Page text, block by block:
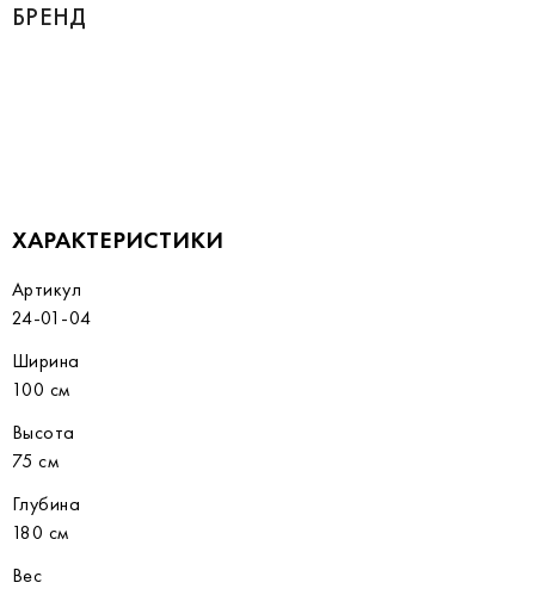
БРЕНД
ХАРАКТЕРИСТИКИ
Артикул
24-01-04
Ширина
100 см
Высота
75 см
Глубина
180 см
Вес